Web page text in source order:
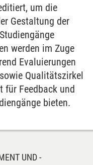
um die
Gestaltung der
werden im Zuge
Evaluierungen
Qualitätszirkel
für Feedback und
bieten.
UND -